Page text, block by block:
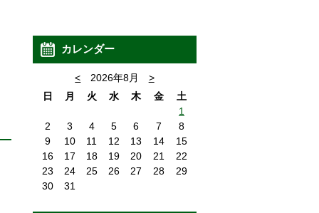
カレンダー
< 2026年8月
>
日
月 火 水 木 金
土
1
2
3 4 5 6 7
8
9
10 11 12 13 14
15
16
17 18 19 20 21
22
23
24 25 26 27 28
29
30
31